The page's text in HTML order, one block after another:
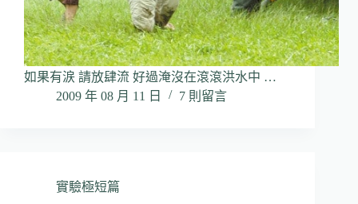
如果有涙 請放肆流 好過淹沒在滾滾洪水中 …
2009 年 08 月 11 日
7 則留言
實驗極短篇